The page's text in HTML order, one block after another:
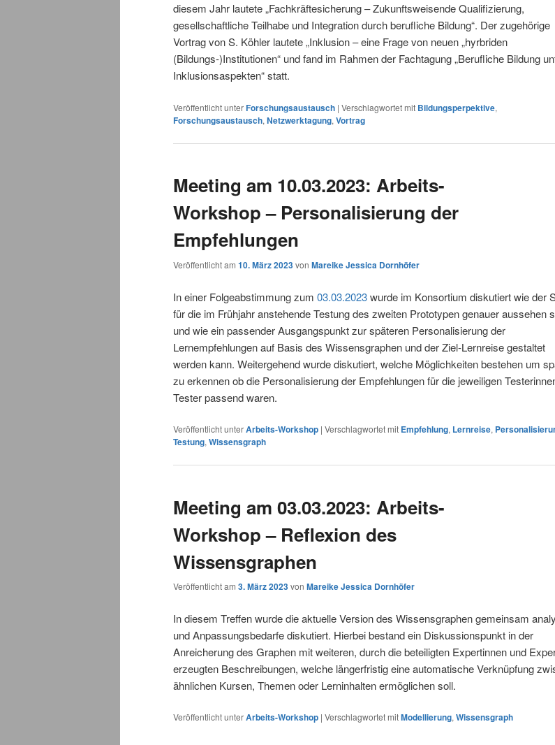
diesem Jahr lautete „Fachkräftesicherung – Zukunftsweisende Qualifizierung,
gesellschaftliche Teilhabe und Integration durch berufliche Bildung“. Der zugehörige
Vortrag von S. Köhler lautete „Inklusion – eine Frage von neuen „hyrbriden
(Bildungs-)Institutionen“ und fand im Rahmen der Fachtagung „Berufliche Bildung
Inklusionsaspekten“ statt.
Veröffentlicht unterForschungsaustausch | Verschlagwortet mit Bildungsperpektive,
Forschungsaustausch, Netzwerktagung, Vortrag
Meeting am 10.03.2023: Arbeits-
Workshop – Personalisierung der
Empfehlungen
Veröffentlicht am 10. März 2023von Mareike Jessica Dornhöfer
In einer Folgeabstimmung zum 03.03.2023wurde im Konsortium diskutiert wie der
für die im Frühjahr anstehende Testung des zweiten Prototypen genauer aussehen
und wie ein passender Ausgangspunkt zur späteren Personalisierung der
Lernempfehlungen auf Basis des Wissensgraphen und der Ziel-Lernreise gestaltet
werden kann. Weitergehend wurde diskutiert, welche Möglichkeiten bestehen um
zu erkennen ob die Personalisierung der Empfehlungen für die jeweiligen
Tester passend waren.
Veröffentlicht unterArbeits-Workshop | Verschlagwortet mit Empfehlung, Lernreise,
Testung, Wissensgraph
Meeting am 03.03.2023: Arbeits-
Workshop – Reflexion des
Wissensgraphen
Veröffentlicht am 3. März 2023von Mareike Jessica Dornhöfer
In diesem Treffen wurde die aktuelle Version des Wissensgraphen gemeinsam
und Anpassungsbedarfe diskutiert. Hierbei bestand ein Diskussionspunkt in der
Anreicherung des Graphen mit weiteren, durch die beteiligten Expertinnen und
erzeugten Beschreibungen, welche längerfristig eine automatische Verknüpfung
ähnlichen Kursen, Themen oder Lerninhalten ermöglichen soll.
Veröffentlicht unterArbeits-Workshop | Verschlagwortet mitModellierung, Wissensgraph